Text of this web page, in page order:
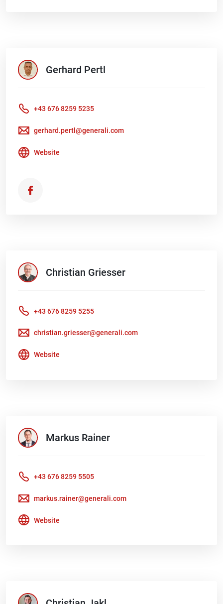
Gerhard Pertl
+43 676 8259 5235
gerhard.pertl@generali.com
Website
Christian Griesser
+43 676 8259 5255
christian.griesser@generali.com
Website
Markus Rainer
+43 676 8259 5505
markus.rainer@generali.com
Website